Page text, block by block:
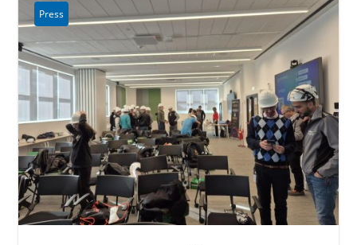
Press